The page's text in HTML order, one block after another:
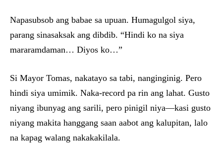
Napasubsob ang babae sa upuan. Humagulgol siya,
parang sinasaksak ang dibdib. “Hindi ko na siya
mararamdaman… Diyos ko…”
Si Mayor Tomas, nakatayo sa tabi, nanginginig. Pero
hindi siya umimik. Naka-record pa rin ang lahat. Gusto
niyang ibunyag ang sarili, pero pinigil niya—kasi gusto
niyang makita hanggang saan aabot ang kalupitan, lalo
na kapag walang nakakakilala.